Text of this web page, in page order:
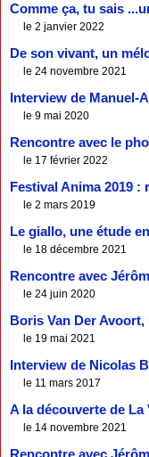
Comme ça, tu sais
le 2 janvier 2022
De son vivant, un
le 24 novembre 2021
Interview de Manuel-
le 9 mai 2020
Rencontre avec le
le 17 février 2022
Festival Anima 2019 :
le 2 mars 2019
Le giallo, une étude
le 18 décembre 2021
Rencontre avec
le 24 juin 2020
Boris Van Der
le 19 mai 2021
Interview de Nicolas
le 11 mars 2017
A la découverte de La
le 14 novembre 2021
Rencontre avec